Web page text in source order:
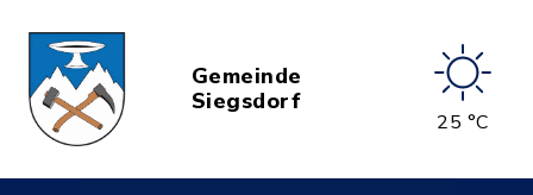
Gemeinde
Siegsdorf
25 °C